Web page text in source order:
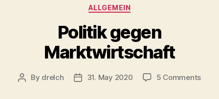
Categories
ALLGEMEIN
Politik gegen
Marktwirtschaft
Post
By drelch
Post31. May 2020 5 Commentson